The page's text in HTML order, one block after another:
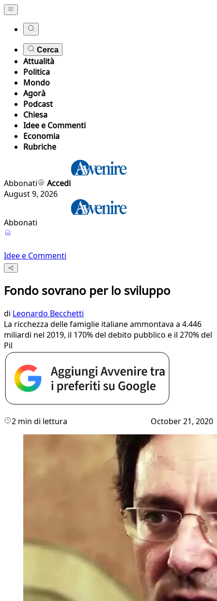
Cerca
Attualità
Politica
Mondo
Agorà
Podcast
Chiesa
Idee e Commenti
Economia
Rubriche
Abbonati
Accedi
August 9, 2026
Abbonati
Idee e Commenti
Fondo sovrano per lo sviluppo
di Leonardo Becchetti
La ricchezza delle famiglie italiane ammontava a 4.446
miliardi nel 2019, il 170% del debito pubblico e il 270% del
Pil
2 min di lettura October 21, 2020